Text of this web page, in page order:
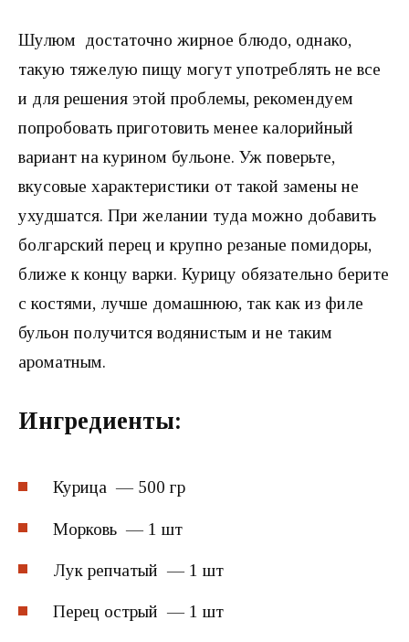
Шулюм достаточно жирное блюдо, однако,
такую тяжелую пищу могут употреблять не все
и для решения этой проблемы, рекомендуем
попробовать приготовить менее калорийный
вариант на курином бульоне. Уж поверьте,
вкусовые характеристики от такой замены не
ухудшатся. При желании туда можно добавить
болгарский перец и крупно резаные помидоры,
ближе к концу варки. Курицу обязательно берите
с костями, лучше домашнюю, так как из филе
бульон получится водянистым и не таким
ароматным.
Ингредиенты:
Курица — 500 гр
Морковь — 1 шт
Лук репчатый — 1 шт
Перец острый — 1 шт